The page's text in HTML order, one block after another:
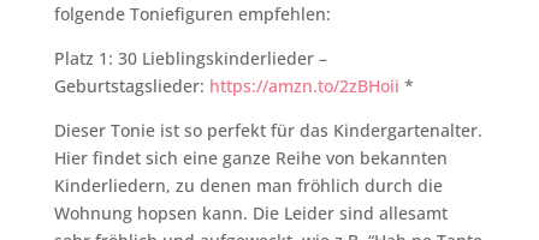
folgende Toniefiguren empfehlen:
Platz 1: 30 Lieblingskinderlieder –
Geburtstagslieder: https://amzn.to/2zBHoii *
Dieser Tonie ist so perfekt für das Kindergartenalter.
Hier findet sich eine ganze Reihe von bekannten
Kinderliedern, zu denen man fröhlich durch die
Wohnung hopsen kann. Die Leider sind allesamt